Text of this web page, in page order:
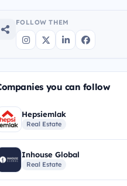
FOLLOW THEM
you can follow
Hepsiemlak
Real Estate
Inhouse Global
Real Estate